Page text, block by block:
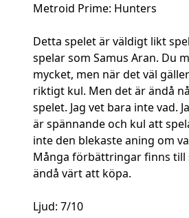
Metroid Prime: Hunters
Detta spelet är väldigt likt
spelar som Samus Aran. Du
mycket, men när det väl
riktigt kul. Men det är ändå
spelet. Jag vet bara inte vad.
är spännande och kul att
inte den blekaste aning om
Många förbättringar finns till
ändå värt att köpa.
Ljud: 7/10